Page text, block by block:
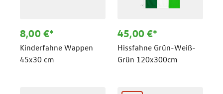
8,00 €*
Kinderfahne Wappen
45x30 cm
45,00 €*
Hissfahne Grün-Weiß-
Grün 120x300cm